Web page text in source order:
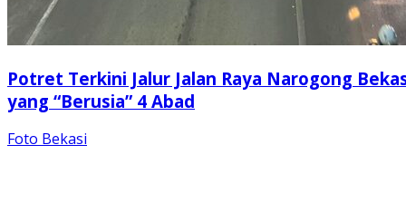
Potret Terkini Jalur Jalan Raya Narogong
yang “Berusia” 4 Abad
Foto Bekasi